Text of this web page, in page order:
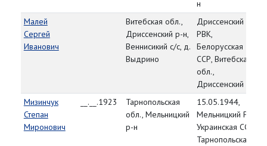
н
Малей
Сергей
Иванович
Витебская обл.,
Дриссенский р-н,
Веннисикий с/с, д.
Выдрино
Дриссенский
РВК,
Белорусская
ССР, Витебская
обл.,
Дриссенский р-н
Мизинчук
Степан
Миронович
__.__.1923
Тарнопольская
обл., Мельницкий
р-н
15.05.1944,
Мельницкий РВК,
Украинская ССР,
Тарнопольская